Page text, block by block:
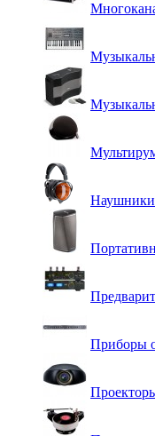
Наушники
Приборы